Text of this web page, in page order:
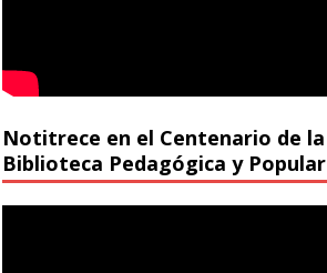
Notitrece en el Centenario de la
Biblioteca Pedagógica y Popular